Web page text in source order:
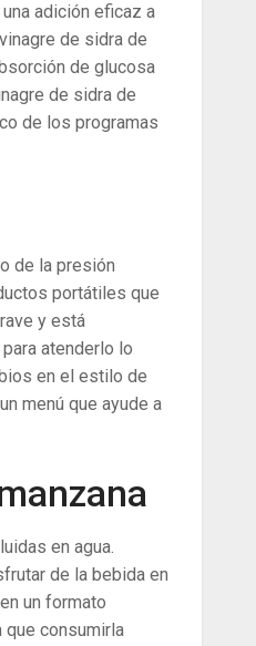
adición eficaz a
de sidra de
de glucosa
de sidra de
de los programas
de la presión
portátiles que
y está
atenderlo lo
en el estilo de
menú que ayude a
en agua.
de la bebida en
un formato
que consumirla